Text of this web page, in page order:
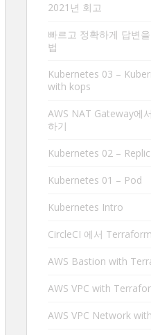
2021년 회고
빠르고 정확하게 답변
법
Kubernetes 03 –
with kops
AWS NAT Gateway에
하기
Kubernetes 02 –
Kubernetes 01 – Pod
Kubernetes Intro
CircleCI 에서
AWS Bastion with
AWS VPC with
AWS VPC Network